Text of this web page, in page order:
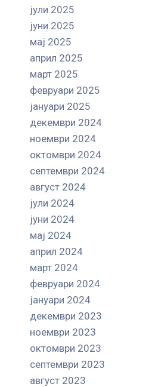
јули 2025
јуни 2025
мај 2025
април 2025
март 2025
февруари 2025
јануари 2025
декември 2024
ноември 2024
октомври 2024
септември 2024
август 2024
јули 2024
јуни 2024
мај 2024
април 2024
март 2024
февруари 2024
јануари 2024
декември 2023
ноември 2023
октомври 2023
септември 2023
август 2023